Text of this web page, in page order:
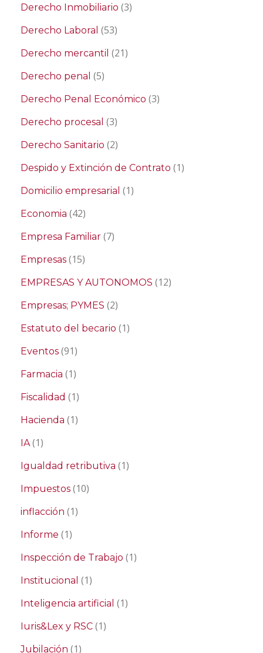
Derecho Inmobiliario (3)
Derecho Laboral (53)
Derecho mercantil (21)
Derecho penal (5)
Derecho Penal Económico (3)
Derecho procesal (3)
Derecho Sanitario (2)
Despido y Extinción de Contrato (1)
Domicilio empresarial (1)
Economia (42)
Empresa Familiar (7)
Empresas (15)
EMPRESAS Y AUTONOMOS (12)
Empresas; PYMES (2)
Estatuto del becario (1)
Eventos (91)
Farmacia (1)
Fiscalidad (1)
Hacienda (1)
IA(1)
Igualdad retributiva (1)
Impuestos (10)
inflacción (1)
Informe (1)
Inspección de Trabajo (1)
Institucional (1)
Inteligencia artificial (1)
Iuris&Lex y RSC (1)
Jubilación (1)